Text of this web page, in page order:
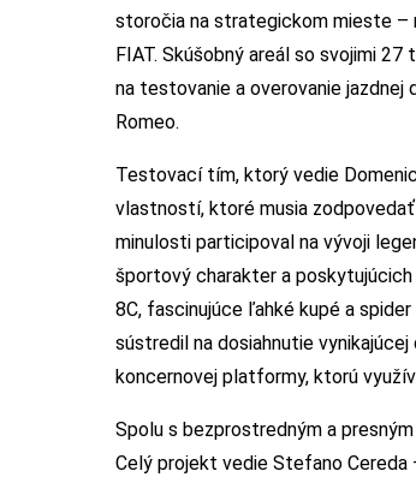
storočia na strategickom mieste –
FIAT. Skúšobný areál so svojimi
na testovanie a overovanie
Romeo.
Testovací tím, ktorý vedie
vlastností, ktoré musia
minulosti participoval na vývoji
športový charakter a
8C, fascinujúce ľahké kupé a
sústredil na dosiahnutie
koncernovej platformy, ktorú
Spolu s bezprostredným a
Celý projekt vedie Stefano